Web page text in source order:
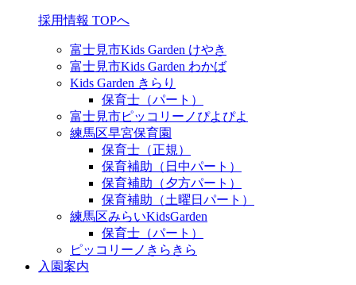
採用情報 TOPへ
富士見市Kids Garden けやき
富士見市Kids Garden わかば
Kids Garden きらり
保育士（パート）
富士見市ピッコリーノぴよぴよ
練馬区早宮保育園
保育士（正規）
保育補助（日中パート）
保育補助（夕方パート）
保育補助（土曜日パート）
練馬区みらいKidsGarden
保育士（パート）
ピッコリーノきらきら
入園案内